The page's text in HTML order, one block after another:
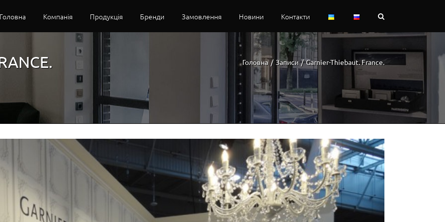
Головна Компанія Продукція Бренди Замовлення Новини Контакти
Головна / Записи / Garnier-Thiebaut. France.